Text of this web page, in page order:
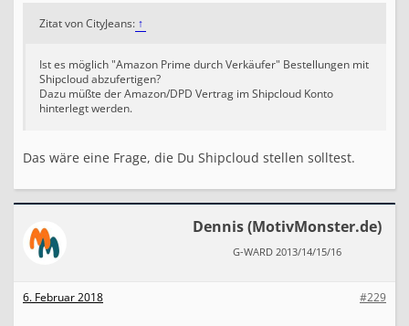
Zitat von CityJeans: ↑
Ist es möglich "Amazon Prime durch Verkäufer" Bestellungen mit
Shipcloud abzufertigen?
Dazu müßte der Amazon/DPD Vertrag im Shipcloud Konto
hinterlegt werden.
Das wäre eine Frage, die Du Shipcloud stellen solltest.
Dennis (MotivMonster.de)
G-WARD 2013/14/15/16
#229
6. Februar 2018